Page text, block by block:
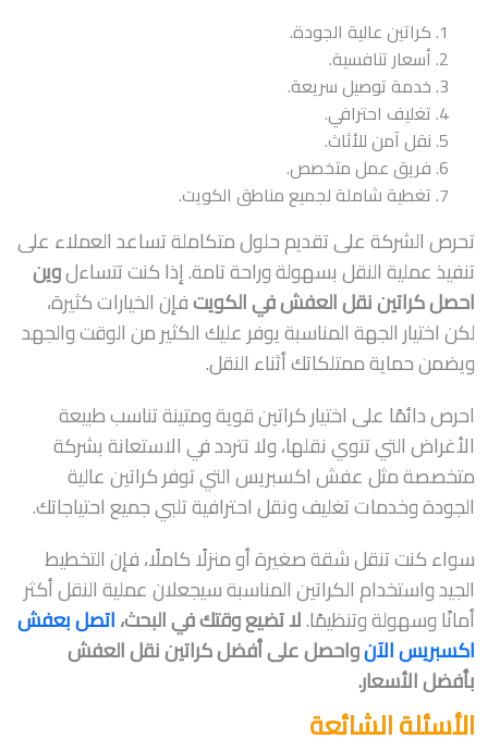
كراتين عالية الجودة.
أسعار تنافسية.
خدمة توصيل سريعة.
تغليف احترافي.
نقل آمن للأثاث.
فريق عمل متخصص.
تغطية شاملة لجميع مناطق الكويت.
تحرص الشركة على تقديم حلول متكاملة تساعد العملاء على
تنفيذ عملية النقل بسهولة وراحة تامة. إذا كنت تتساءلوين
احصل كراتين نقل العفش في الكويتفإن الخيارات كثيرة،
لكن اختيار الجهة المناسبة يوفر عليك الكثير من الوقت والجهد
ويضمن حماية ممتلكاتك أثناء النقل.
احرص دائمًا على اختيار كراتين قوية ومتينة تناسب طبيعة
الأغراض التي تنوي نقلها، ولا تتردد في الاستعانة بشركة
متخصصة مثل عفش اكسبريس التي توفر كراتين عالية
الجودة وخدمات تغليف ونقل احترافية تلبي جميع احتياجاتك.
سواء كنت تنقل شقة صغيرة أو منزلًا كاملًا، فإن التخطيط
الجيد واستخدام الكراتين المناسبة سيجعلان عملية النقل أكثر
أمانًا وسهولة وتنظيمًا.لا تضيع وقتك في البحث،اتصل بعفش
اكسبريس الآنواحصل على أفضل كراتين نقل العفش
بأفضل الأسعار.
الأسئلة الشائعة